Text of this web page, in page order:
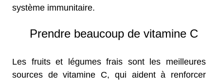
système immunitaire.
Prendre beaucoup de vitamine C
Les fruits et légumes frais sont les meilleures
sources de vitamine C, qui aident à renforcer